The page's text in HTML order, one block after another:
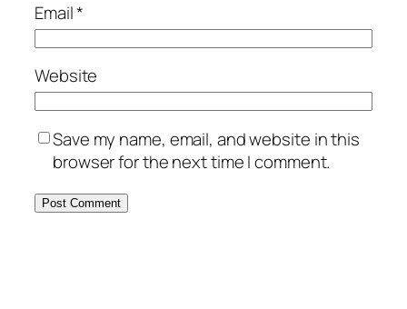
Email*
Website
Save my name, email, and website in this
browser for the next time I comment.